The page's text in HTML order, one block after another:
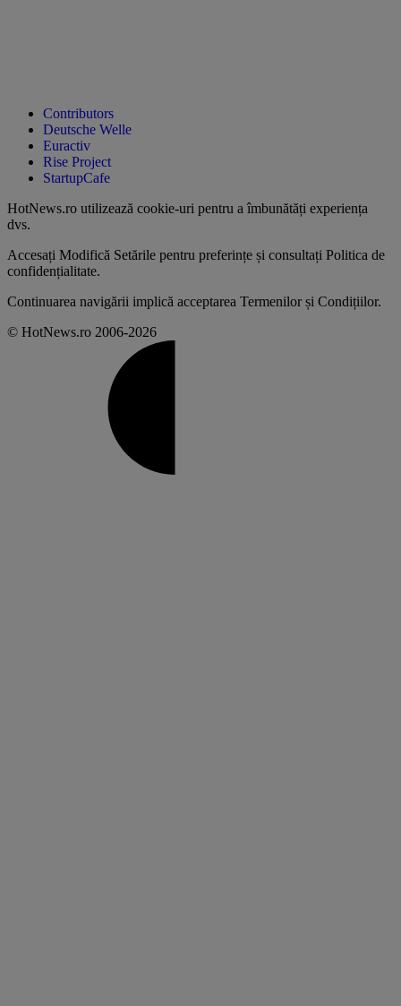
Contributors
Deutsche Welle
Euractiv
Rise Project
StartupCafe
HotNews.ro utilizează cookie-uri pentru a îmbunătăți experiența
dvs.
Accesați Modifică Setările pentru preferințe și consultați Politica de
confidențialitate.
Continuarea navigării implică acceptarea Termenilor și Condițiilor.
© HotNews.ro 2006-2026